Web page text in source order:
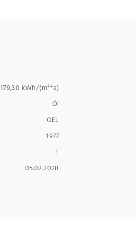
179,30 kWh/(m²*a)
Öl
OEL
1977
F
05.02.2028